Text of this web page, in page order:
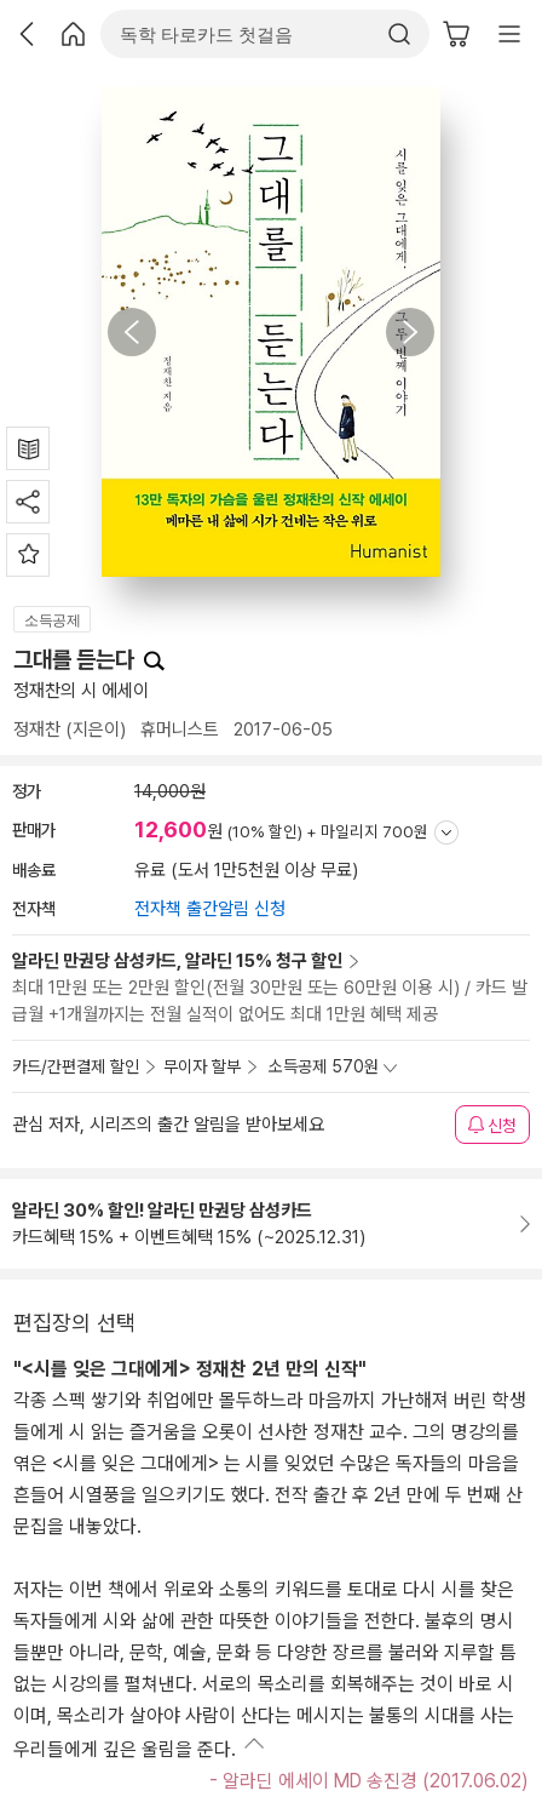
소득공제
그대를 듣는다
정재찬의 시 에세이
정재찬 (지은이) 휴머니스트 2017-06-05
정가 14,000원
판매가 12,600원 (10% 할인) + 마일리지 700원
배송료 유료 (도서 1만5천원 이상 무료)
전자책 전자책 출간알림 신청
알라딘 만권당 삼성카드, 알라딘 15% 청구 할인
최대 1만원 또는 2만원 할인(전월 30만원 또는 60만원 이용 시) / 카드 발
급월 +1개월까지는 전월 실적이 없어도 최대 1만원 혜택 제공
카드/간편결제 할인 무이자 할부 소득공제 570원
관심 저자, 시리즈의 출간 알림을 받아보세요 신청
알라딘 30% 할인! 알라딘 만권당 삼성카드
카드혜택 15% + 이벤트혜택 15% (~2025.12.31)
편집장의 선택
"<시를 잊은 그대에게> 정재찬 2년 만의 신작"
각종 스펙 쌓기와 취업에만 몰두하느라 마음까지 가난해져 버린 학생
들에게 시 읽는 즐거움을 오롯이 선사한 정재찬 교수. 그의 명강의를
엮은 <시를 잊은 그대에게> 는 시를 잊었던 수많은 독자들의 마음을
흔들어 시열풍을 일으키기도 했다. 전작 출간 후 2년 만에 두 번째 산
문집을 내놓았다.
저자는 이번 책에서 위로와 소통의 키워드를 토대로 다시 시를 찾은
독자들에게 시와 삶에 관한 따뜻한 이야기들을 전한다. 불후의 명시
들뿐만 아니라, 문학, 예술, 문화 등 다양한 장르를 불러와 지루할 틈
없는 시강의를 펼쳐낸다. 서로의 목소리를 회복해주는 것이 바로 시
이며, 목소리가 살아야 사람이 산다는 메시지는 불통의 시대를 사는
우리들에게 깊은 울림을 준다.
- 알라딘 에세이 MD 송진경 (2017.06.02)